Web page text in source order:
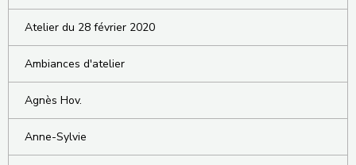
Atelier du 28 février 2020
Ambiances d'atelier
Agnès Hov.
Anne-Sylvie